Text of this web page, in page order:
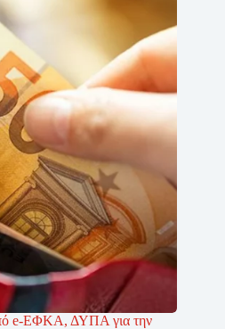
e-ΕΦΚΑ, ΔΥΠΑ για την